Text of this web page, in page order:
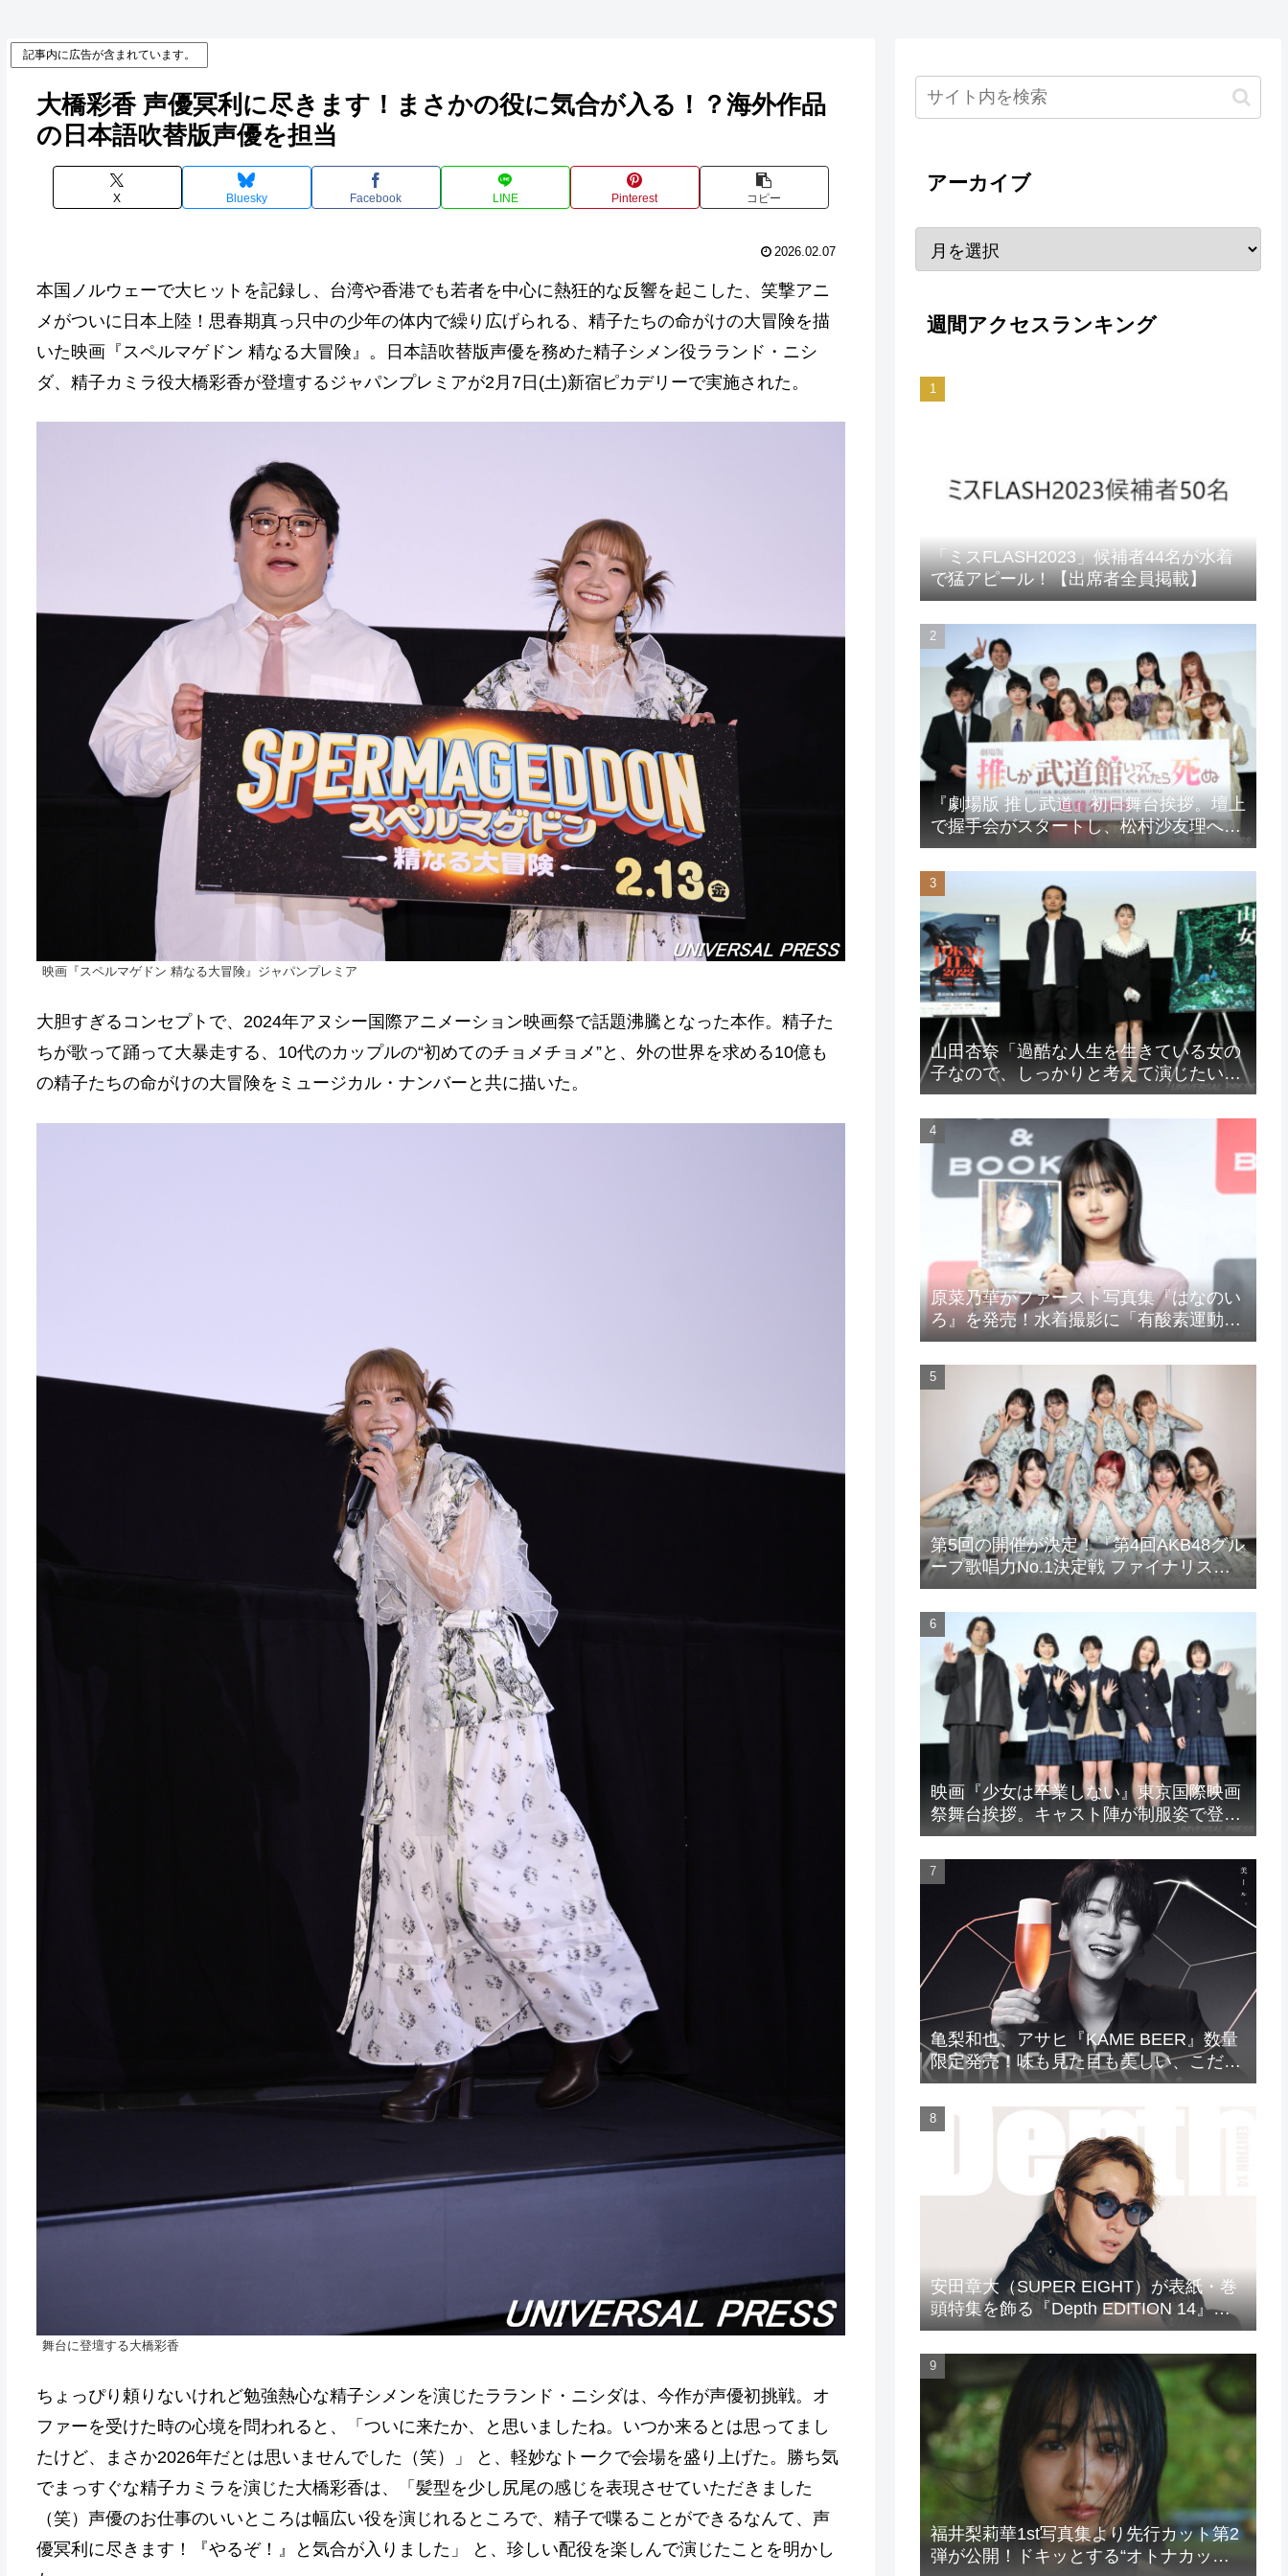
記事内に広告が含まれています。
大橋彩香 声優冥利に尽きます！まさかの役に気合が入る！？海外作品
の日本語吹替版声優を担当
X Bluesky Facebook LINE Pinterest コピー
2026.02.07
本国ノルウェーで大ヒットを記録し、台湾や香港でも若者を中心に熱狂的な反響を起こした、笑撃アニ
メがついに日本上陸！思春期真っ只中の少年の体内で繰り広げられる、精子たちの命がけの大冒険を描
いた映画『スペルマゲドン 精なる大冒険』。日本語吹替版声優を務めた精子シメン役ラランド・ニシ
ダ、精子カミラ役大橋彩香が登壇するジャパンプレミアが2月7日(土)新宿ピカデリーで実施された。
映画『スペルマゲドン 精なる大冒険』ジャパンプレミア
大胆すぎるコンセプトで、2024年アヌシー国際アニメーション映画祭で話題沸騰となった本作。精子た
ちが歌って踊って大暴走する、10代のカップルの“初めてのチョメチョメ”と、外の世界を求める10億も
の精子たちの命がけの大冒険をミュージカル・ナンバーと共に描いた。
舞台に登壇する大橋彩香
ちょっぴり頼りないけれど勉強熱心な精子シメンを演じたラランド・ニシダは、今作が声優初挑戦。オ
ファーを受けた時の心境を問われると、「ついに来たか、と思いましたね。いつか来るとは思ってまし
たけど、まさか2026年だとは思いませんでした（笑）」 と、軽妙なトークで会場を盛り上げた。勝ち気
でまっすぐな精子カミラを演じた大橋彩香は、「髪型を少し尻尾の感じを表現させていただきました
（笑）声優のお仕事のいいところは幅広い役を演じれるところで、精子で喋ることができるなんて、声
優冥利に尽きます！『やるぞ！』と気合が入りました」 と、珍しい配役を楽しんで演じたことを明かし
アーカイブ
週間アクセスランキング
「ミスFLASH2023」候補者44名が水着
で猛アピール！【出席者全員掲載】
『劇場版 推し武道』初日舞台挨拶。壇上
で握手会がスタートし、松村沙友理への
想いをアピール！？
山田杏奈「過酷な人生を生きている女の
子なので、しっかりと考えて演じたいな
と」映画『山女』東京国際映画祭Q&A
原菜乃華がファースト写真集『はなのい
ろ』を発売！水着撮影に「有酸素運動と
筋トレを頑張りました」
第5回の開催が決定！『第4回AKB48グル
ープ歌唱力No.1決定戦 ファイナリスト
LIVE』
映画『少女は卒業しない』東京国際映画
祭舞台挨拶。キャスト陣が制服姿で登
場！
亀梨和也、アサヒ『KAME BEER』数量
限定発売！味も見た目も美しい、こだわ
りのビールがついに完成
安田章大（SUPER EIGHT）が表紙・巻
頭特集を飾る『Depth EDITION 14』が
発売！
福井梨莉華1st写真集より先行カット第2
弾が公開！ドキッとする“オトナカッ